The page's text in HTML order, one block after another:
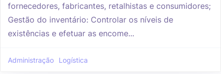
fornecedores, fabricantes, retalhistas e consumidores;
Gestão do inventário: Controlar os níveis de
existências e efetuar as encome...
Administração Logística